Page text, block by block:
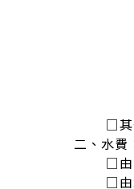
□其
二、水費
□由
□由